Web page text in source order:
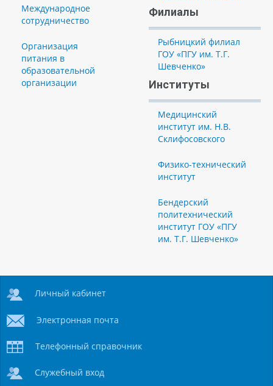
Международное
сотрудничество
Организация
питания в
образовательной
организации
Филиалы
Рыбницкий филиал
ГОУ «ПГУ им. Т.Г.
Шевченко»
Институты
Медицинский
институт им. Н.В.
Склифосовского
Физико-технический
институт
Бендерский
политехнический
институт ГОУ «ПГУ
им. Т.Г. Шевченко»
Личный кабинет
Электронная почта
Телефонный справочник
Служебный вход